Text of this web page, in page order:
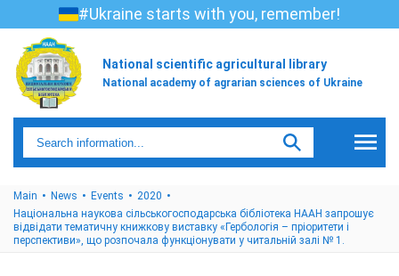
#Ukraine starts with you, remember!
National scientific agricultural library
National academy of agrarian sciences of Ukraine
Main News Events
2020
Національна наукова сільськогосподарська бібліотека НААН запрошує
відвідати тематичну книжкову виставку «Гербологія – пріоритети і
перспективи», що розпочала функціонувати у читальній залі № 1.